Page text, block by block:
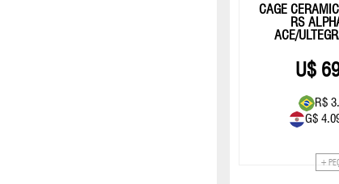
CAGE
RS
ACE/
R$
G$
+